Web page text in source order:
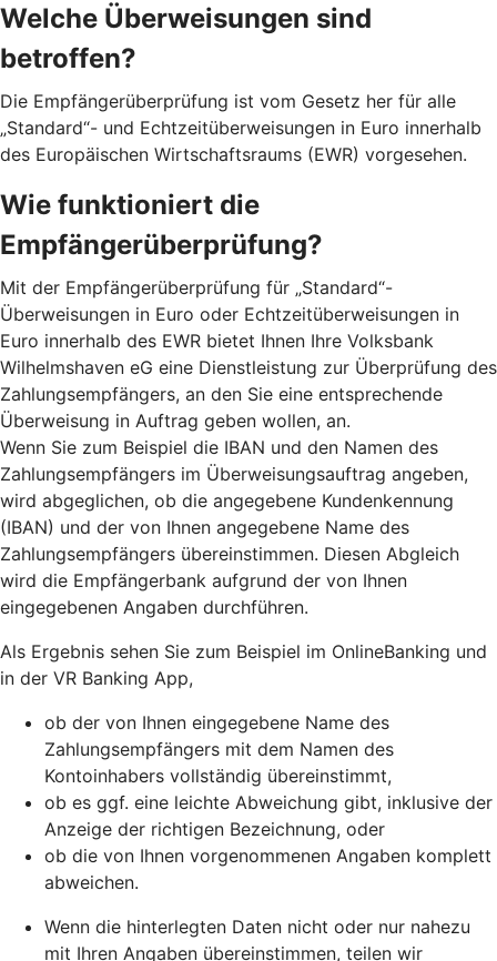
Welche Überweisungen sind
betroffen?
Die Empfängerüberprüfung ist vom Gesetz her für alle
„Standard“- und Echtzeitüberweisungen in Euro innerhalb
des Europäischen Wirtschaftsraums (EWR) vorgesehen.
Wie funktioniert die
Empfängerüberprüfung?
Mit der Empfängerüberprüfung für „Standard“-
Überweisungen in Euro oder Echtzeitüberweisungen in
Euro innerhalb des EWR bietet Ihnen Ihre Volksbank
Wilhelmshaven eG eine Dienstleistung zur Überprüfung des
Zahlungsempfängers, an den Sie eine entsprechende
Überweisung in Auftrag geben wollen, an.
Wenn Sie zum Beispiel die IBAN und den Namen des
Zahlungsempfängers im Überweisungsauftrag angeben,
wird abgeglichen, ob die angegebene Kundenkennung
(IBAN) und der von Ihnen angegebene Name des
Zahlungsempfängers übereinstimmen. Diesen Abgleich
wird die Empfängerbank aufgrund der von Ihnen
eingegebenen Angaben durchführen.
Als Ergebnis sehen Sie zum Beispiel im OnlineBanking und
in der VR Banking App,
ob der von Ihnen eingegebene Name des
Zahlungsempfängers mit dem Namen des
Kontoinhabers vollständig übereinstimmt,
ob es ggf. eine leichte Abweichung gibt, inklusive der
Anzeige der richtigen Bezeichnung, oder
ob die von Ihnen vorgenommenen Angaben komplett
abweichen.
Wenn die hinterlegten Daten nicht oder nur nahezu
mit Ihren Angaben übereinstimmen, teilen wir